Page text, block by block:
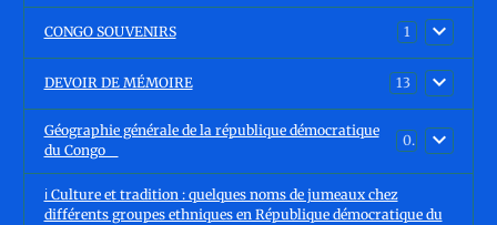
CONGO SOUVENIRS 1
DEVOIR DE MÉMOIRE 13
Géographie générale de la république démocratique
du Congo
0
ℹ️ Culture et tradition : quelques noms de jumeaux chez
différents groupes ethniques en République démocratique du